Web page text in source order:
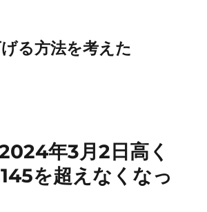
る方法を考えた
年3月2日高く
を超えなくなっ